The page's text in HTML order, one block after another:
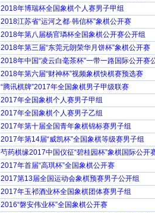
2018年博瑞杯全国象棋个人赛男子甲组
2018江苏省“运河之都·韩信杯”象棋公开赛
2018年第八届杨官璘杯全国象棋公开赛公开组
2018年第三届“东莞元朗荣华月饼杯”象棋公开赛
2018年中国“凌云白毫茶杯”一带一路国际公开赛
2018年第六届“财神杯”视频象棋快棋赛预选赛
“腾讯棋牌”2017年全国象棋男子甲级联赛
2017年全国象棋个人赛男子甲组
2017年全国象棋个人赛男子乙组
2017年第十届全国青年象棋锦标赛男子组
2017年第14届“威凯杯”全国象棋等级赛男子组
芍药棋缘2017中国仪征“碧桂园杯”象棋国际公开
2017年首届“高琪杯”全国象棋公开赛
2017第13届全国运动会象棋预赛男子公开组
2017年玉祁酒业杯全国象棋团体赛男子组
2016“磐安伟业杯”全国象棋公开赛